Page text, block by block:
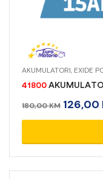
AKUMULATORI, EXIDE
41800
180,00KM 126,00